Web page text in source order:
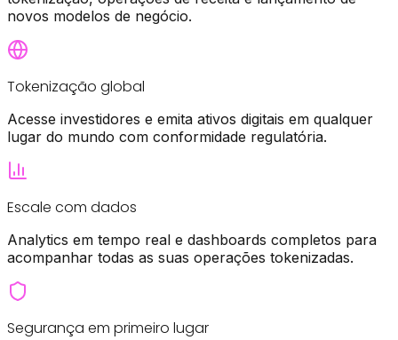
novos modelos de negócio.
Tokenização global
Acesse investidores e emita ativos digitais em qualquer
lugar do mundo com conformidade regulatória.
Escale com dados
Analytics em tempo real e dashboards completos para
acompanhar todas as suas operações tokenizadas.
Segurança em primeiro lugar